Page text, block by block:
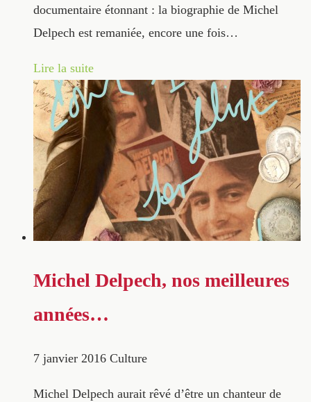
documentaire étonnant : la biographie de Michel
Delpech est remaniée, encore une fois…
Lire la suite
Michel Delpech, nos meilleures
années…
7 janvier 2016 Culture
Michel Delpech aurait rêvé d’être un chanteur de